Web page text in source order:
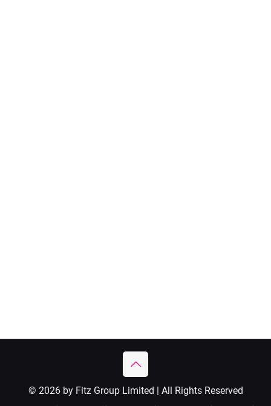
© 2026 by Fitz Group Limited | All Rights Reserved